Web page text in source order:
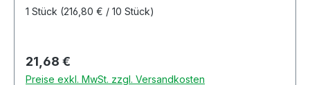
1 Stück (216,80 € / 10 Stück)
Regulärer Preis:
21,68 €
Preise exkl. MwSt. zzgl. Versandkosten